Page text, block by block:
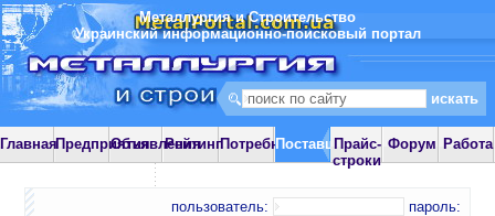
Металлургия и Строительство
Украинский информационно-поисковый портал
ГлавнаяПредприятияОбъявления
РейтингПотребностиПоставщики
Прайс-
строки
Форум Работа
пользователь: пароль: